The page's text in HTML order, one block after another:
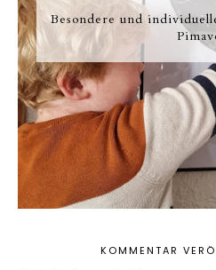
Besondere und
KOMMENTAR